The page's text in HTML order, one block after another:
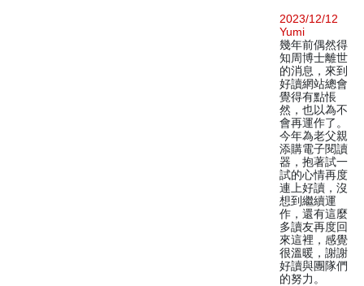
2023/12/12
Yumi
幾年前偶然得
知周博士離世
的消息，來到
好讀網站總會
覺得有點悵
然，也以為不
會再運作了。
今年為老父親
添購電子閱讀
器，抱著試一
試的心情再度
連上好讀，沒
想到繼續運
作，還有這麼
多讀友再度回
來這裡，感覺
很溫暖，謝謝
好讀與團隊們
的努力。